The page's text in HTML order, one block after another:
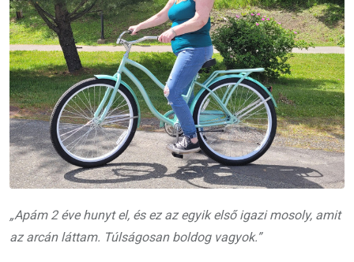
„Apám 2 éve hunyt el, és ez az egyik első igazi mosoly, amit
az arcán láttam. Túlságosan boldog vagyok.”